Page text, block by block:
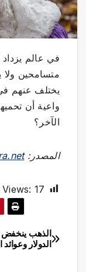
في عالم يزداد
متسامحين ولا
يختلف عنهم
واعية أن
الآخر؟
المصدر:
17
تصفّح
الذهب ينخفض
الدولار